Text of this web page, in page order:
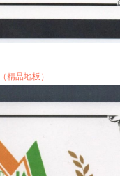
精品地板）